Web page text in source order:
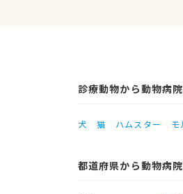
診療動物から動物病
犬 猫 ハムスター モ
都道府県から動物病